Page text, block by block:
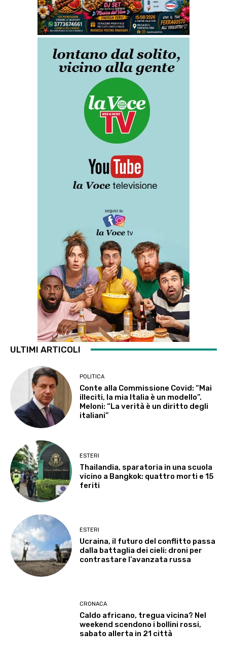
ULTIMI ARTICOLI
POLITICA
Conte alla Commissione Covid: “Mai
illeciti, la mia Italia è un modello”.
Meloni: “La verità è un diritto degli
italiani”
ESTERI
Thailandia, sparatoria in una scuola
vicino a Bangkok: quattro morti e 15
feriti
ESTERI
Ucraina, il futuro del conflitto passa
dalla battaglia dei cieli: droni per
contrastare l’avanzata russa
CRONACA
Caldo africano, tregua vicina? Nel
weekend scendono i bollini rossi,
sabato allerta in 21 città